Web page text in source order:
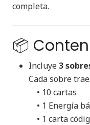
completa.
📦
Incluye3
Cada sobre trae:
• 10 cartas
• 1 Energía
• 1 carta